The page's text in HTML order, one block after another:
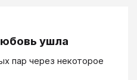
ушла
пар через некоторое